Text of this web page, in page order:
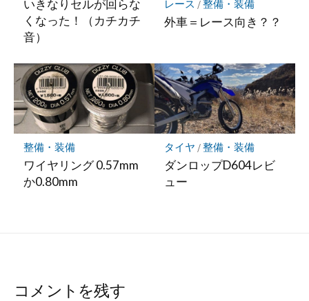
いきなりセルが回らな
くなった！（カチカチ
音）
レース /整備・装備
外車＝レース向き？？
整備・装備
ワイヤリング 0.57mm
か0.80mm
タイヤ /整備・装備
ダンロップD604レビ
ュー
コメントを残す